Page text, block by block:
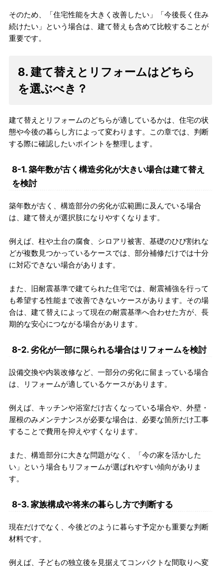
そのため、「住宅性能を大きく改善したい」「今後長く住み
続けたい」という場合は、建て替えも含めて比較することが
重要です。
8. 建て替えとリフォームはどちら
を選ぶべき？
建て替えとリフォームのどちらが適しているかは、住宅の状
態や今後の暮らし方によって変わります。この章では、判断
する際に確認したいポイントを整理します。
8-1. 築年数が古く構造劣化が大きい場合は建て替え
を検討
築年数が古く、構造部分の劣化が広範囲に及んでいる場合
は、建て替えが選択肢になりやすくなります。
例えば、柱や土台の腐食、シロアリ被害、基礎のひび割れな
どが複数見つかっているケースでは、部分補修だけでは十分
に対応できない場合があります。
また、旧耐震基準で建てられた住宅では、耐震補強を行って
も希望する性能まで改善できないケースがあります。その場
合は、建て替えによって現在の耐震基準へ合わせた方が、長
期的な安心につながる場合があります。
8-2. 劣化が一部に限られる場合はリフォームを検討
設備交換や内装改修など、一部分の劣化に留まっている場合
は、リフォームが適しているケースがあります。
例えば、キッチンや浴室だけ古くなっている場合や、外壁・
屋根のみメンテナンスが必要な場合は、必要な箇所だけ工事
することで費用を抑えやすくなります。
また、構造部分に大きな問題がなく、「今の家を活かした
い」という場合もリフォームが選ばれやすい傾向がありま
す。
8-3. 家族構成や将来の暮らし方で判断する
現在だけでなく、今後どのように暮らす予定かも重要な判断
材料です。
例えば、子どもの独立後を見据えてコンパクトな間取りへ変